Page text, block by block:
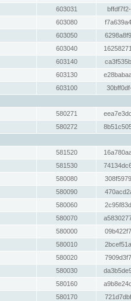
603031
603080
603050
603040
603140
603130
603100
580271
580272
581520
581530
580080
580090
580060
580070
580000
580010
580020
580030
580160
580170